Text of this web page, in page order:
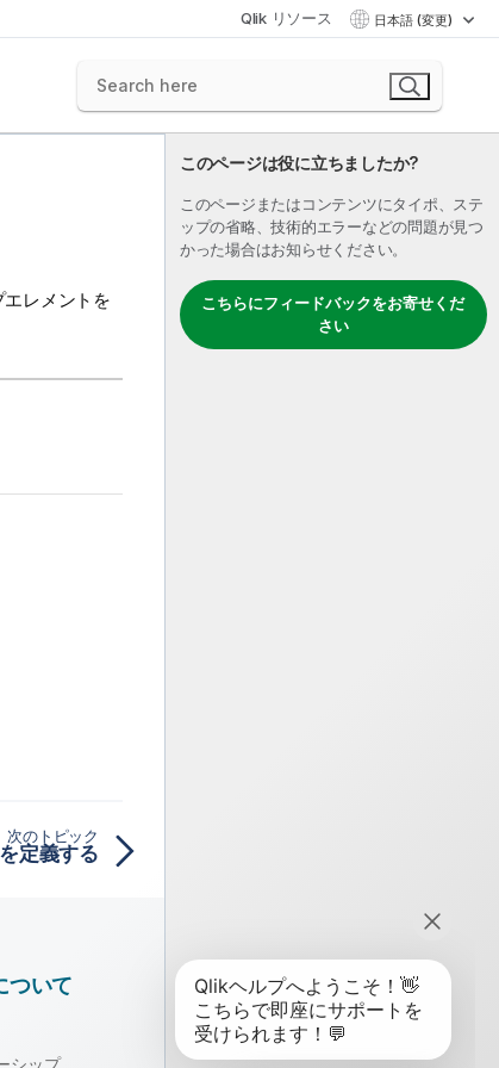
Qlik リソース 日本語 (変更)
このページは役に立ちましたか?
このページまたはコンテンツにタイポ、ステ
ップの省略、技術的エラーなどの問題が見つ
かった場合はお知らせください。
こちらにフィードバックをお寄せくだ
さい
レメントを
次のトピック
定義する
ついて
シップ